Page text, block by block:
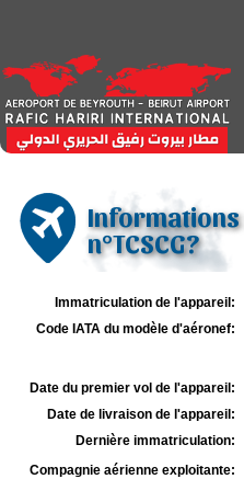
n°TCSCG?
Immatriculation de l'appareil:
Code IATA du modèle d'aéronef:
Date du premier vol de l'appareil:
Date de livraison de l'appareil:
Dernière immatriculation:
Compagnie aérienne exploitante: